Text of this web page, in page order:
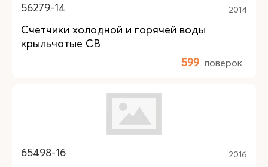
56279-14 2014
Счетчики холодной и горячей воды
крыльчатые СВ
599 поверок
65498-16 2016